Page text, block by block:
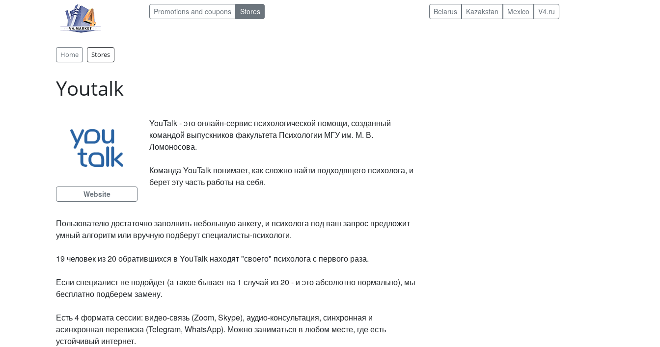
Promotions and coupons Stores Belarus Kazakstan Mexico V4.ru
Home Stores
Youtalk
Website
YouTalk - это онлайн-сервис психологической помощи, созданный
командой выпускников факультета Психологии МГУ им. М. В.
Ломоносова.
Команда YouTalk понимает, как сложно найти подходящего психолога, и
берет эту часть работы на себя.
Пользователю достаточно заполнить небольшую анкету, и психолога под ваш запрос предложит
умный алгоритм или вручную подберут специалисты-психологи.
19 человек из 20 обратившихся в YouTalk находят "своего" психолога с первого раза.
Если специалист не подойдет (а такое бывает на 1 случай из 20 - и это абсолютно нормально), мы
бесплатно подберем замену.
Есть 4 формата сессии: видео-связь (Zoom, Skype), аудио-консультация, синхронная и
асинхронная переписка (Telegram, WhatsApp). Можно заниматься в любом месте, где есть
устойчивый интернет.